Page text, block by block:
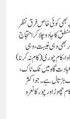
کوئی خاص فرق نظر
کا جادو چلا کر احتجاج
بھی وہی غیبت، وہی
کام چوری (کام نہ کرنا)
گاہ میں ٹک ٹاک ،
ہڑتال ہے۔ جو اکثر
اور چور کا نعرہ